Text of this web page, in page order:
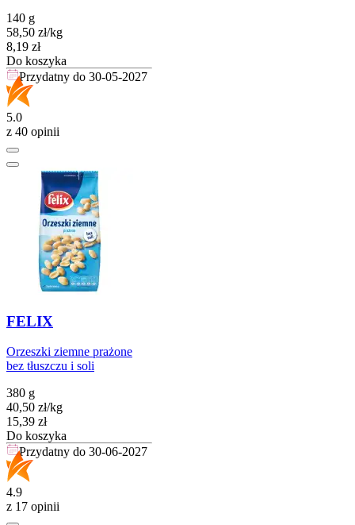
140 g
58,50 zł/kg
Cena
8,19 zł
Do koszyka
Przydatny do 30-05-2027
5.0
z 40 opinii
FELIX
Orzeszki ziemne prażone
bez tłuszczu i soli
380 g
40,50 zł/kg
Cena
15,39 zł
Do koszyka
Przydatny do 30-06-2027
4.9
z 17 opinii